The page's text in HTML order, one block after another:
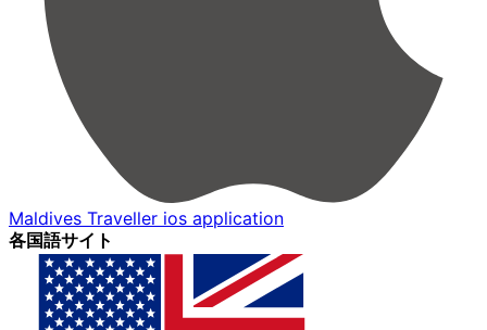
Maldives Traveller ios application
各国語サイト